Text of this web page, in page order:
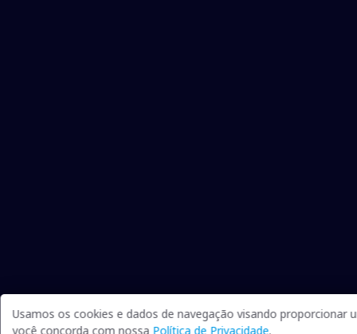
Usamos os cookies e dados de navegação visando
você concorda com nossa Política de Privacidade.